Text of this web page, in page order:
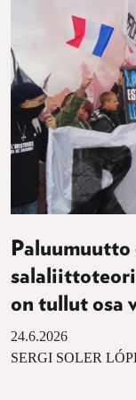
on tullut osa
24.6.2026
SERGI SOLER